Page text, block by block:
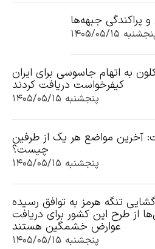
پراکندگی جبهه‌ها
۱۴۰۵/۰۵/۱۵
به اتهام جاسوسی برای ایران
کیفرخواست دریافت کردند
پنجشنبه ۱۴۰۵/۰۵/۱۵
آخرین مواضع هر یک از طرفین
چیست؟
پنجشنبه ۱۴۰۵/۰۵/۱۵
تنگه هرمز به توافق رسیده
از طرح این کشور برای دریافت
عوارض خشمگین هستند
پنجشنبه ۱۴۰۵/۰۵/۱۵